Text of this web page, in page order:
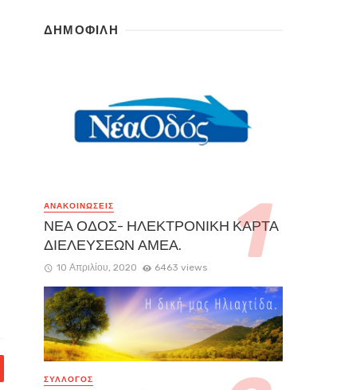
ΔΗΜΟΦΙΛΗ
ΑΝΑΚΟΙΝΏΣΕΙΣ
ΝΕΑ ΟΔΟΣ- ΗΛΕΚΤΡΟΝΙΚΗ ΚΑΡΤΑ
ΔΙΕΛΕΥΣΕΩΝ ΑΜΕΑ.
10 Απριλίου, 2020 6463 views
ΣΥΛΛΟΓΟΣ